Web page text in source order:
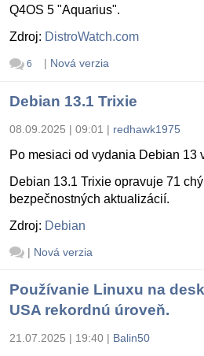
Q4OS 5 "Aquarius".
Zdroj: DistroWatch.com
6 | Nová verzia
Debian 13.1 Trixie
08.09.2025 | 09:01 | redhawk1975
Po mesiaci od vydania Debian 13
Debian 13.1 Trixie opravuje 71
bezpečnostných aktualizácií.
Zdroj: Debian
| Nová verzia
Používanie Linuxu na
USA rekordnú úroveň.
21.07.2025 | 19:40 | Balin50